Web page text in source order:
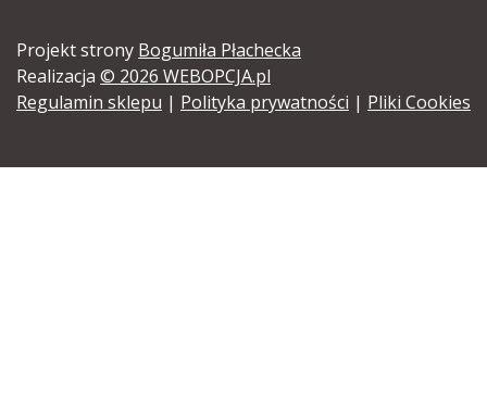
Projekt strony Bogumiła Płachecka
Realizacja © 2026 WEBOPCJA.pl
Regulamin sklepu | Polityka prywatności | Pliki Cookies